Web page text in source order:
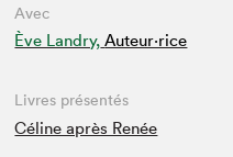
Avec
Ève Landry, Auteur·rice
Livres présentés
Céline après Renée